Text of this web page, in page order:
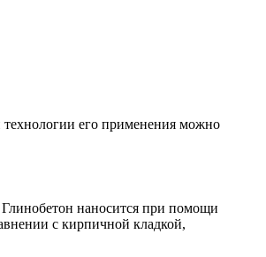
технологии его применения можно
Глинобетон наносится при помощи
с кирпичной кладкой,